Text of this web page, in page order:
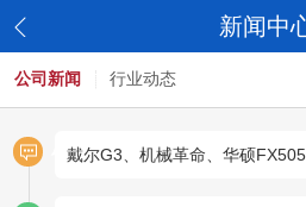
新闻中
公司新闻 行业动态
戴尔G3、机械革命、华硕